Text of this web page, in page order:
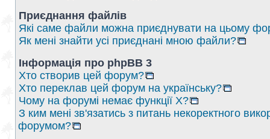
Приєднання файлів
Які саме файли можна приєднувати на цьому
Як мені знайти усі приєднані мною файли?
Інформація про phpBB 3
Хто створив цей форум?
Хто переклав цей форум на українську?
Чому на форумі немає функції X?
З ким мені зв'язатись з питань некоректного
форумом?